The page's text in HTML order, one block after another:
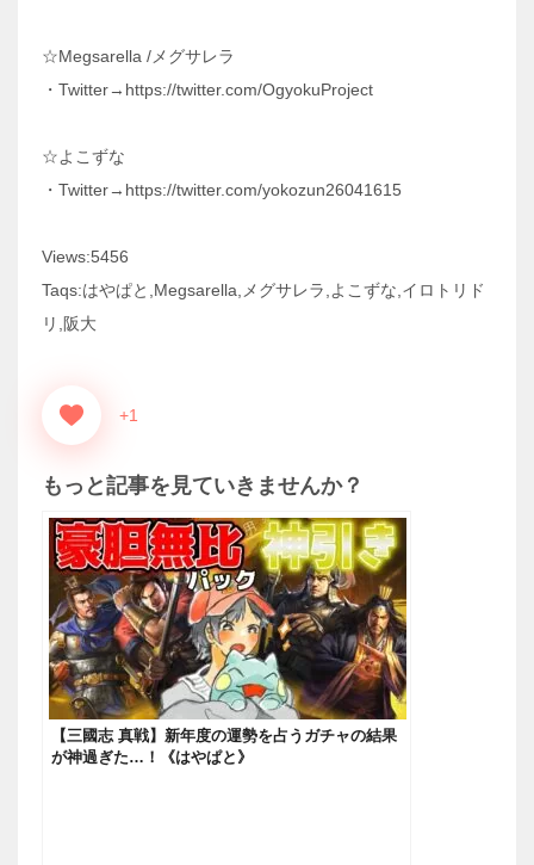
☆Megsarella /メグサレラ
・Twitter→https://twitter.com/OgyokuProject
☆よこずな
・Twitter→https://twitter.com/yokozun26041615
Views:5456
Taqs:はやぱと,Megsarella,メグサレラ,よこずな,イロトリド
リ,阪大
+1
もっと記事を見ていきませんか？
【三國志 真戦】新年度の運勢を占うガチャの結果
が神過ぎた…！《はやぱと》